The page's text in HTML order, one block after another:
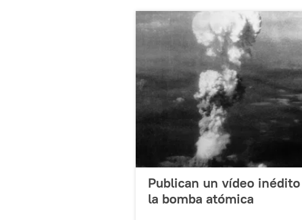
Publican un vídeo
la bomba atómica